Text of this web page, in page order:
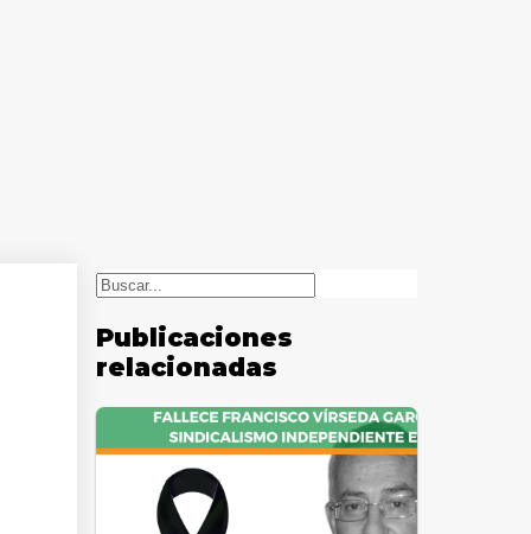
Buscar
Publicaciones
relacionadas